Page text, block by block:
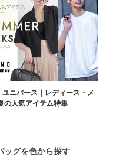
ユニバース｜レディース・メ
の人気アイテム特集
ッグを色から探す